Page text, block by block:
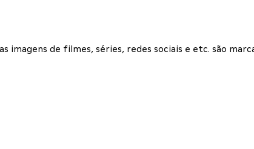
as imagens de filmes, séries, redes sociais e etc. são